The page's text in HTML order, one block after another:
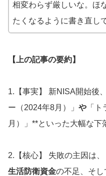
相変わらず厳しいな。ほ
たくなるように書き直し
【上の記事の要約】
1.【事実】 新NISA開始後
ー（2024年8月）」 や 「
月）」**といった大幅な下
2.【核心】 失敗の主因は、
生活防衛資金の不足、そ